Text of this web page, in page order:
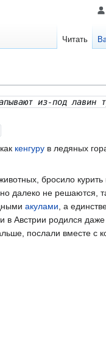
из-под лавин
кенгуру в ледяных
бросило
далеко не решаются,
акулами, а
в Австрии родился даже
послали вместе с
Читать